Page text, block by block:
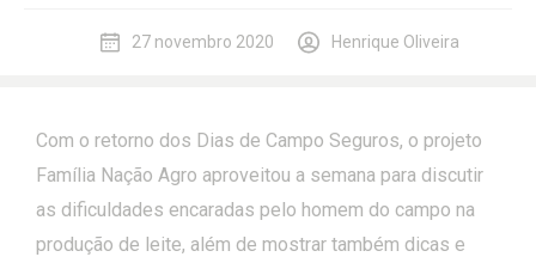
27 novembro 2020 Henrique Oliveira
Com o retorno dos Dias de Campo Seguros, o projeto
Família Nação Agro aproveitou a semana para discutir
as dificuldades encaradas pelo homem do campo na
produção de leite, além de mostrar também dicas e